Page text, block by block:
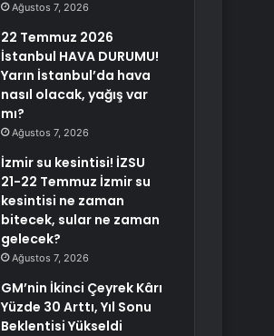
Ağustos 7, 2026
22 Temmuz 2026
İstanbul HAVA DURUMU!
Yarın İstanbul’da hava
nasıl olacak, yağış var
mı?
Ağustos 7, 2026
İzmir su kesintisi! İZSU
21-22 Temmuz İzmir su
kesintisi ne zaman
bitecek, sular ne zaman
gelecek?
Ağustos 7, 2026
GM’nin İkinci Çeyrek Kârı
Yüzde 30 Arttı, Yıl Sonu
Beklentisi Yükseldi